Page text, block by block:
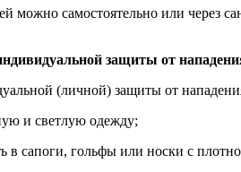
можно самостоятельно или через
защиты от
(личной) защиты от
и светлую одежду;
в сапоги, гольфы или носки с